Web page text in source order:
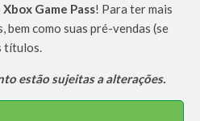
Xbox Game Pass! Para ter mais
como suas pré-vendas (se
títulos.
estão sujeitas a alterações.